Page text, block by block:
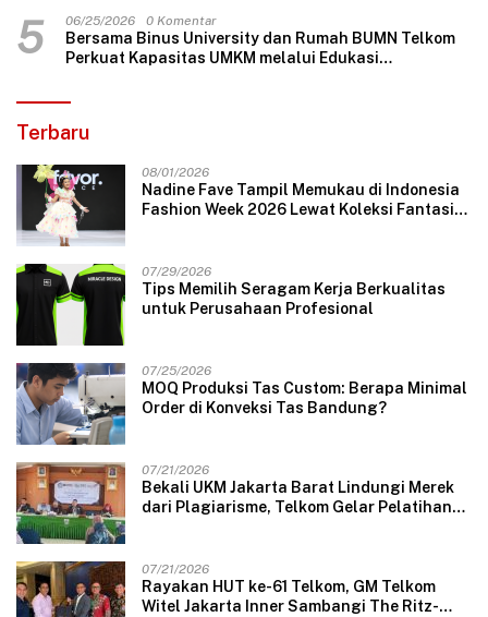
5 06/25/2026 0 Komentar
Bersama Binus University dan Rumah BUMN Telkom
Perkuat Kapasitas UMKM melalui Edukasi
Harga Jual
Terbaru
08/01/2026
Nadine Fave Tampil Memukau di Indonesia
Fashion Week 2026 Lewat Koleksi Fantasi
07/29/2026
Tips Memilih Seragam Kerja Berkualitas
untuk Perusahaan Profesional
07/25/2026
MOQ Produksi Tas Custom: Berapa Minimal
Order di Konveksi Tas Bandung?
07/21/2026
Bekali UKM Jakarta Barat Lindungi Merek
dari Plagiarisme, Telkom Gelar Pelatihan
07/21/2026
Rayakan HUT ke-61 Telkom, GM Telkom
Witel Jakarta Inner Sambangi The Ritz-